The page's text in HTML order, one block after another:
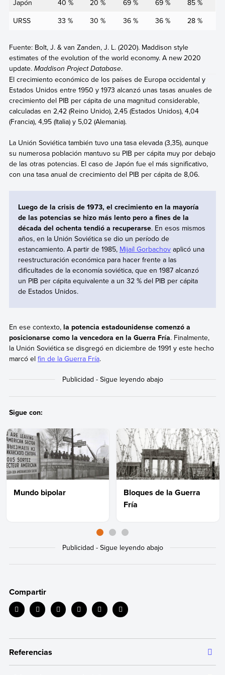
Japón 40 % 20 % 69 % 69 %
85 %
URSS
33 % 30 % 36 % 36 % 28 %
Fuente: Bolt, J. & van Zanden, J. L. (2020). Maddison style
estimates of the evolution of the world economy. A new 2020
update. Maddison Project Database.
El crecimiento económico de los países de Europa occidental y
Estados Unidos entre 1950 y 1973 alcanzó unas tasas anuales de
crecimiento del PIB per cápita de una magnitud considerable,
calculadas en 2,42 (Reino Unido), 2,45 (Estados Unidos), 4,04
(Francia), 4,95 (Italia) y 5,02 (Alemania).
La Unión Soviética también tuvo una tasa elevada (3,35), aunque
su numerosa población mantuvo su PIB per cápita muy por debajo
de las otras potencias. El caso de Japón fue el más significativo,
con una tasa anual de crecimiento del PIB per cápita de 8,06.
Luego de la crisis de 1973, el crecimiento en la mayoría
de las potencias se hizo más lento pero a fines de la
década del ochenta tendió a recuperarse. En esos mismos
años, en la Unión Soviética se dio un período de
estancamiento. A partir de 1985, Mijaíl Gorbachovaplicó una
reestructuración económica para hacer frente a las
dificultades de la economía soviética, que en 1987 alcanzó
un PIB per cápita equivalente a un 32 % del PIB per cápita
de Estados Unidos.
En ese contexto, la potencia estadounidense comenzó a
posicionarse como la vencedora en la Guerra Fría. Finalmente,
la Unión Soviética se disgregó en diciembre de 1991 y este hecho
marcó el fin de la Guerra Fría.
Sigue con:
Mundo bipolar
Bloques de la Guerra
Fría
Compartir
Referencias